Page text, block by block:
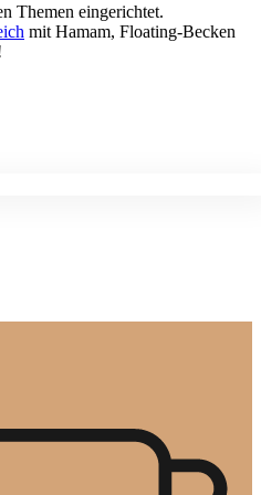
Themen eingerichtet.
mit Hamam, Floating-Becken